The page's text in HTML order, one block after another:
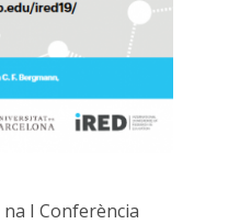
I Conferència